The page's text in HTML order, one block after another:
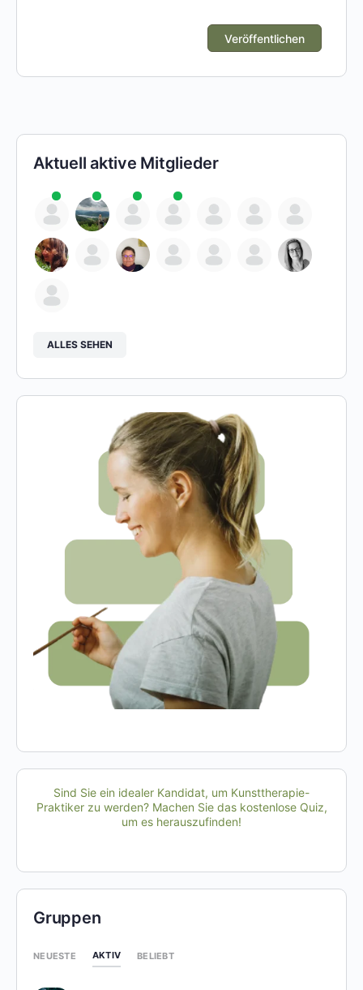
Aktuell aktive Mitglieder
ALLES SEHEN
Sind Sie ein idealer Kandidat, um Kunsttherapie-
Praktiker zu werden? Machen Sie das kostenlose Quiz,
um es herauszufinden!
Gruppen
NEUESTE AKTIV BELIEBT